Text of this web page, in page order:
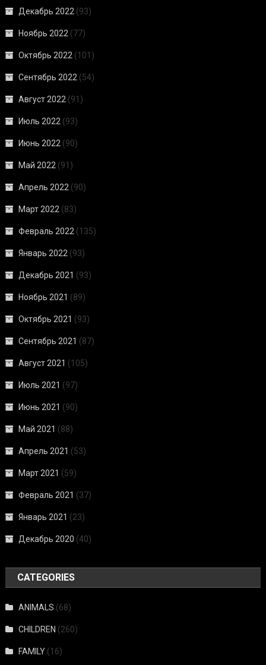
Декабрь 2022 (93)
Ноябрь 2022 (77)
Октябрь 2022 (101)
Сентябрь 2022 (54)
Август 2022 (91)
Июль 2022 (93)
Июнь 2022 (90)
Май 2022 (91)
Апрель 2022 (90)
Март 2022 (83)
Февраль 2022 (135)
Январь 2022 (93)
Декабрь 2021 (93)
Ноябрь 2021 (89)
Октябрь 2021 (93)
Сентябрь 2021 (87)
Август 2021 (105)
Июль 2021 (97)
Июнь 2021 (90)
Май 2021 (88)
Апрель 2021 (53)
Март 2021 (59)
Февраль 2021 (37)
Январь 2021 (23)
Декабрь 2020 (40)
CATEGORIES
ANIMALS (68)
CHILDREN (260)
FAMILY (16)